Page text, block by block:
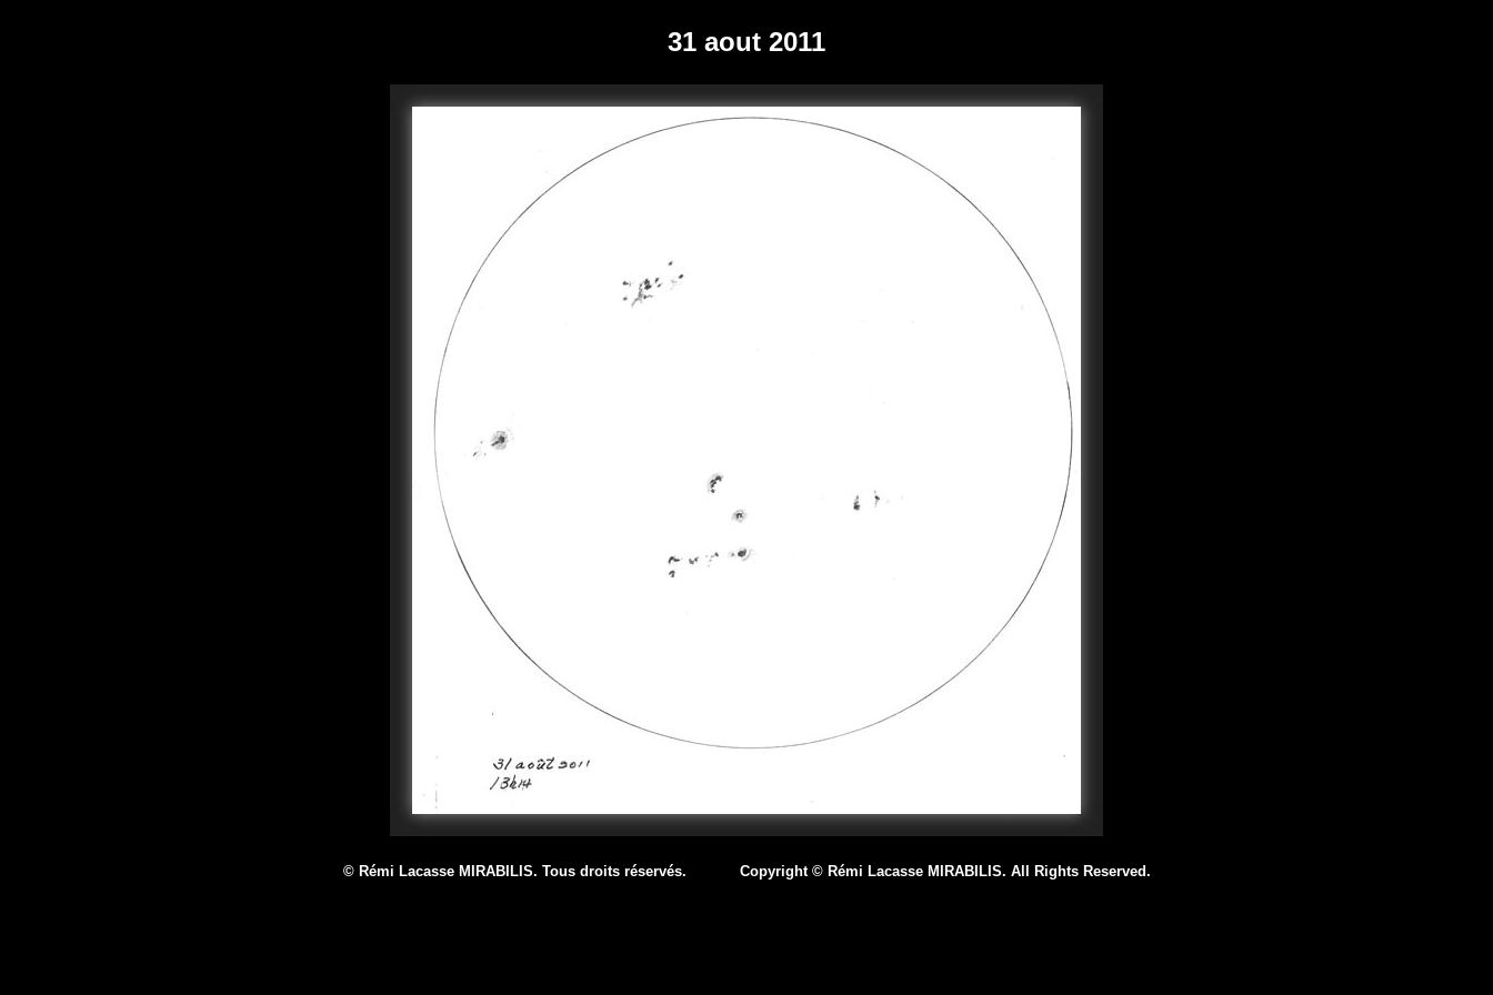
31 aout 2011
© Rémi Lacasse MIRABILIS. Tous droits réservés. Copyright © Rémi Lacasse MIRABILIS. All Rights Reserved.